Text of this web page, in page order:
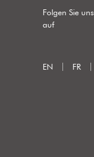
Folgen Sie uns
auf
EN FR